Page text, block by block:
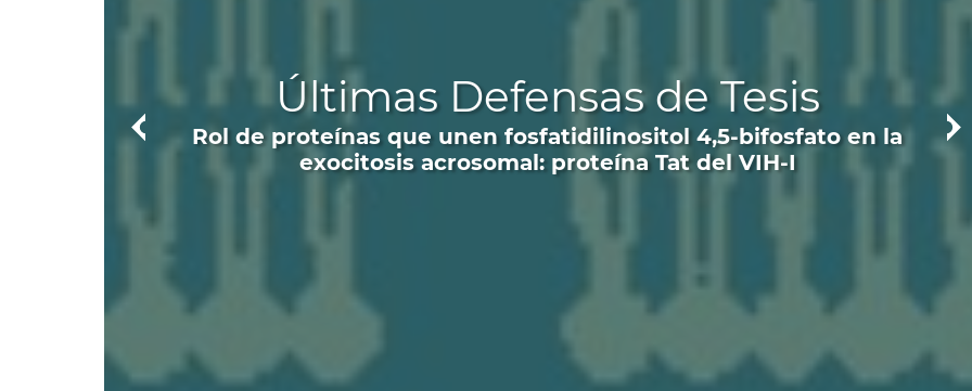
Últimas Defensas de Tesis
Rol de proteínas que unen fosfatidilinositol 4,5-bifosfato en la
exocitosis acrosomal: proteína Tat del VIH-I